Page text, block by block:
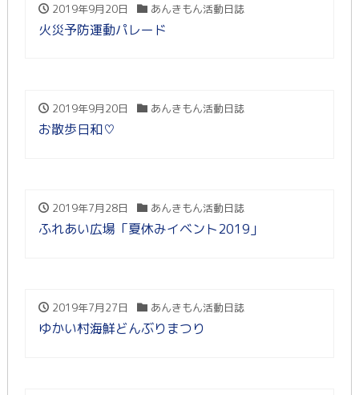
2019年9月20日 あんきもん活動日誌
火災予防運動パレード
2019年9月20日 あんきもん活動日誌
お散歩日和♡
2019年7月28日 あんきもん活動日誌
ふれあい広場「夏休みイベント2019」
2019年7月27日 あんきもん活動日誌
ゆかい村海鮮どんぶりまつり